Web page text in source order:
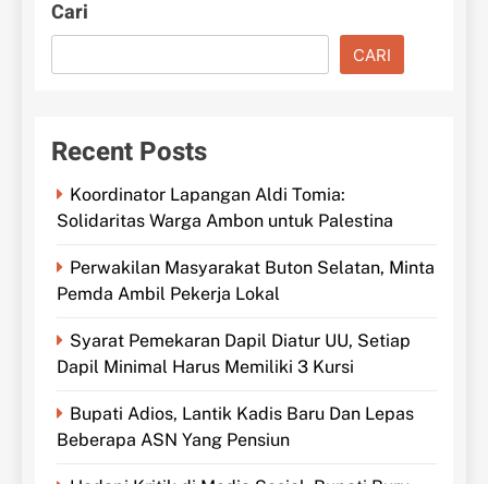
Cari
CARI
Recent Posts
Koordinator Lapangan Aldi Tomia:
Solidaritas Warga Ambon untuk Palestina
Perwakilan Masyarakat Buton Selatan, Minta
Pemda Ambil Pekerja Lokal
Syarat Pemekaran Dapil Diatur UU, Setiap
Dapil Minimal Harus Memiliki 3 Kursi
Bupati Adios, Lantik Kadis Baru Dan Lepas
Beberapa ASN Yang Pensiun